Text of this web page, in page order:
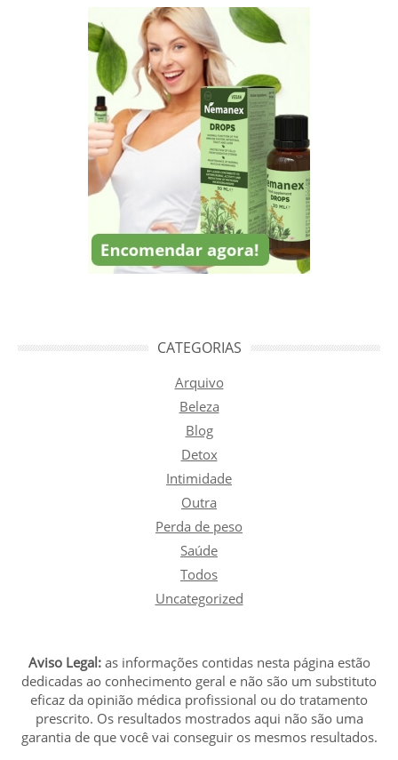
CATEGORIAS
Arquivo
Beleza
Blog
Detox
Intimidade
Outra
Perda de peso
Saúde
Todos
Uncategorized
Aviso Legal:as informações contidas nesta página estão
dedicadas ao conhecimento geral e não são um substituto
eficaz da opinião médica profissional ou do tratamento
prescrito. Os resultados mostrados aqui não são uma
garantia de que você vai conseguir os mesmos resultados.